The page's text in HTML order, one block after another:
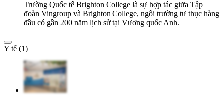
Trường Quốc tế Brighton College là sự hợp tác giữa Tập
đoàn Vingroup và Brighton College, ngôi trường tư thục hàng
đầu có gần 200 năm lịch sử tại Vương quốc Anh.
Y tế (1)